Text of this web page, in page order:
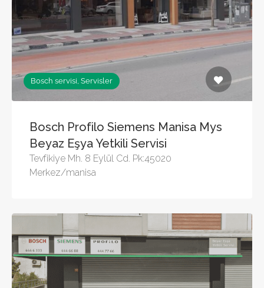
Bosch servisi, Servisler
Bosch Profilo Siemens Manisa Mys
Beyaz Eşya Yetkili Servisi
Tevfikiye Mh. 8 Eylül Cd. Pk:45020
Merkez/manisa